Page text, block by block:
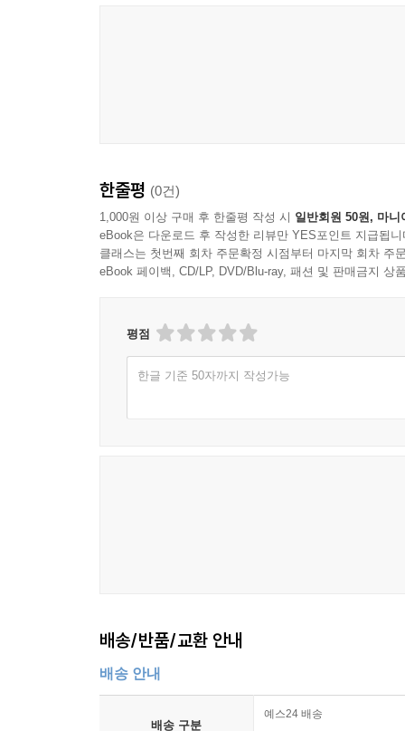
한줄평 (0건)
1,000원 이상 구매 후 한줄평 작성 시 일반회원 50원, 마니
eBook은 다운로드 후 작성한 리뷰만 YES포인트 지급됩니
클래스는 첫번째 회차 주문확정 시점부터 마지막 회차 주
eBook 페이백, CD/LP, DVD/Blu-ray, 패션 및 판매금지 상
평점
한글 기준 50자까지 작성가능
배송/반품/교환 안내
배송 안내
배송 구분
예스24 배송